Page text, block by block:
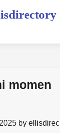
momen
by ellisdirec